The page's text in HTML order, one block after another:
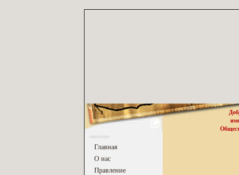
навигация
Главная
О нас
Правление